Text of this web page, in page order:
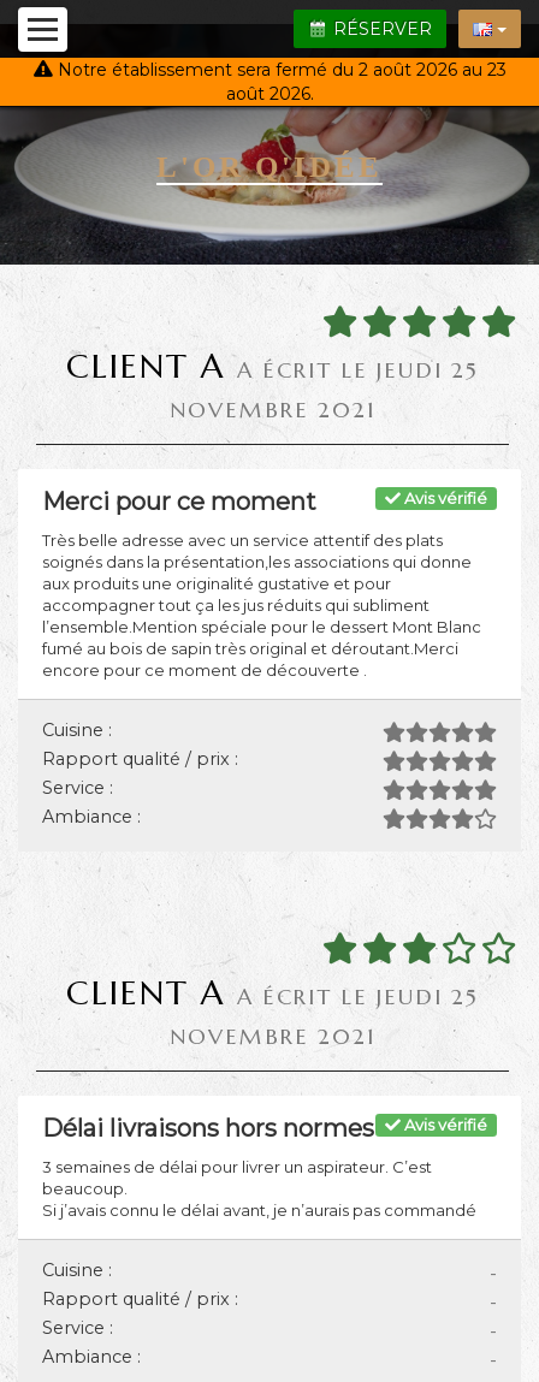
RÉSERVER
Notre établissement sera fermé du 2 août 2026 au 23
août 2026.
L'OR Q'IDÉE
CLIENT A A ÉCRIT LE JEUDI 25
NOVEMBRE 2021
Avis vérifié
Merci pour ce moment
Très belle adresse avec un service attentif des plats
soignés dans la présentation,les associations qui donne
aux produits une originalité gustative et pour
accompagner tout ça les jus réduits qui subliment
l’ensemble.Mention spéciale pour le dessert Mont Blanc
fumé au bois de sapin très original et déroutant.Merci
encore pour ce moment de découverte .
Cuisine :
Rapport qualité / prix :
Service :
Ambiance :
CLIENT A A ÉCRIT LE JEUDI 25
NOVEMBRE 2021
Avis vérifié
Délai livraisons hors normes
3 semaines de délai pour livrer un aspirateur. C’est
beaucoup.
Si j’avais connu le délai avant, je n’aurais pas commandé
-
Cuisine :
-
Rapport qualité / prix :
-
Service :
-
Ambiance :